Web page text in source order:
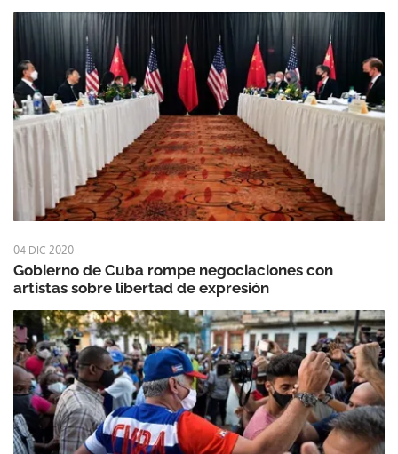
04 DIC 2020
Gobierno de Cuba rompe negociaciones con
artistas sobre libertad de expresión